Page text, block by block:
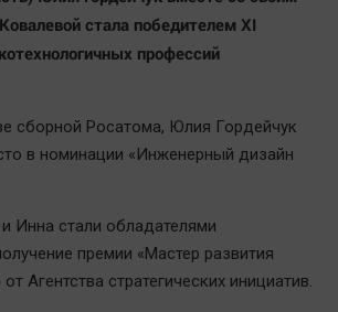
стала победителем XI
профессий
сборной Росатома, Юлия Гордейчук
в номинации «Инженерный дизайн
Инна стали обладателями
премии «Мастер развития
Агентства стратегических инициатив.